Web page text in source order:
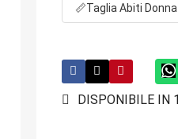
📏Taglia Abiti Donna
DISPONIBILE IN